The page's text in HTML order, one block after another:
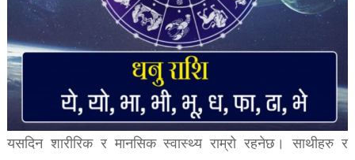
यसदिन शारीरिक र मानसिक स्वास्थ्य राम्रो रहनेछ। साथीहरु र